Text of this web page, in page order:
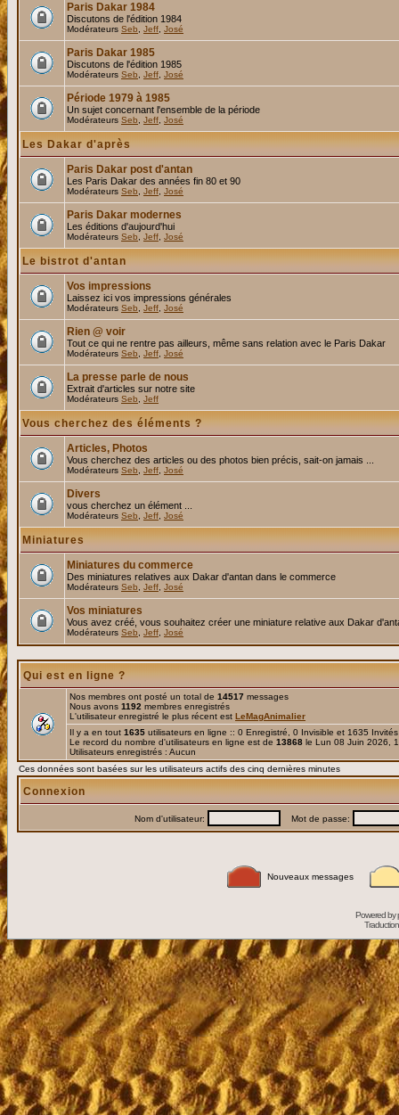
Paris Dakar 1984
Discutons de l'édition 1984
Modérateurs Seb Jeff José
Paris Dakar 1985
Discutons de l'édition 1985
Modérateurs Seb Jeff José
Période 1979 à 1985
Un sujet concernant l'ensemble de la période
Modérateurs Seb Jeff José
Les Dakar d'après
Paris Dakar post d'antan
Les Paris Dakar des années fin 80 et 90
Modérateurs Seb Jeff José
Paris Dakar modernes
Les éditions d'aujourd'hui
Modérateurs Seb Jeff José
Le bistrot d'antan
Vos impressions
Laissez ici vos impressions générales
Modérateurs Seb Jeff José
Rien @ voir
Tout ce qui ne rentre pas ailleurs, même sans relation avec le Paris Dakar
Modérateurs Seb Jeff José
La presse parle de nous
Extrait d'articles sur notre site
Modérateurs Seb Jeff
Vous cherchez des éléments ?
Articles, Photos
Vous cherchez des articles ou des photos bien précis, sait-on jamais ...
Modérateurs Seb Jeff José
Divers
vous cherchez un élément ...
Modérateurs Seb Jeff José
Miniatures
Miniatures du commerce
Des miniatures relatives aux Dakar d'antan dans le commerce
Modérateurs Seb Jeff José
Vos miniatures
Vous avez créé, vous souhaitez créer une miniature relative aux Dakar
Modérateurs Seb Jeff José
Qui est en ligne ?
Nos membres ont posté un total de 14517 messages
Nous avons 1192 membres enregistrés
L'utilisateur enregistré le plus récent est LeMagAnimalier
Il y a en tout 1635 utilisateurs en ligne :: 0 Enregistré, 0 Invisible et 1635
Le record du nombre d'utilisateurs en ligne est de 13868 le Lun 08 Juin 2026,
Utilisateurs enregistrés : Aucun
Ces données sont basées sur les utilisateurs actifs des cinq dernières minutes
Connexion
Nom d'utilisateur: Mot de passe:
Nouveaux messages
Powered by